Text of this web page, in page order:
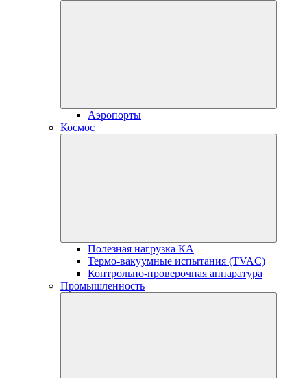
Аэропорты
Космос
Полезная нагрузка КА
Термо-вакуумные испытания (TVAC)
Контрольно-проверочная аппаратура
Промышленность